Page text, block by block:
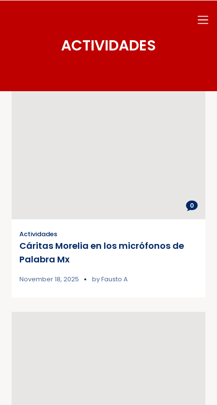
ACTIVIDADES
0
Actividades
Cáritas Morelia en los micrófonos de
Palabra Mx
November 18, 2025 byFausto A